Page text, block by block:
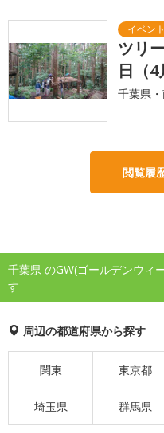
ツリ
日（4
千葉県
閲覧履
千葉県 のGW(ゴールデンウィ
す
周辺の都道府県から探す
関東 東京都
埼玉県 群馬県